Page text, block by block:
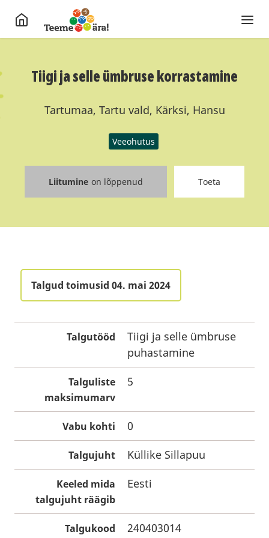
Tiigi ja selle ümbruse korrastamine
Tartumaa, Tartu vald, Kärksi, Hansu
Veeohutus
Liitumine on lõppenud Toeta
Talgud toimusid 04. mai 2024
Talgutööd
Tiigi ja selle ümbruse
puhastamine
Talguliste
maksimumarv
5
Vabu kohti 0
Talgujuht Küllike Sillapuu
Keeled mida
talgujuht räägib
Eesti
Talgukood 240403014